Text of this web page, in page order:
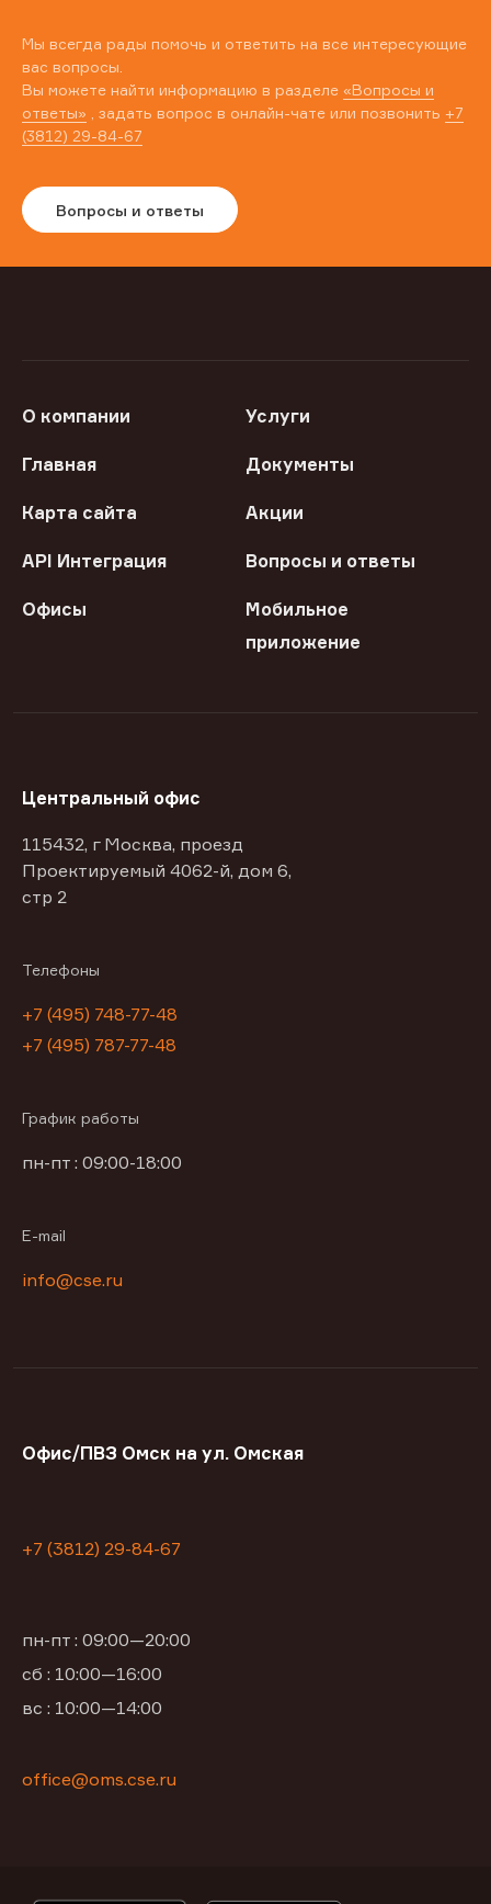
Мы всегда рады помочь и ответить на все интересующие
вас вопросы.
Вы можете найти информацию в разделе «Вопросы и
ответы» , задать вопрос в онлайн-чате или позвонить +7
(3812) 29-84-67
Вопросы и ответы
О компании Услуги
Главная Документы
Карта сайта Акции
API Интеграция Вопросы и ответы
Офисы
Мобильное
приложение
Центральный офис
115432, г Москва, проезд
Проектируемый 4062-й, дом 6,
стр 2
Телефоны
+7 (495) 748-77-48
+7 (495) 787-77-48
График работы
пн-пт : 09:00-18:00
E-mail
info@cse.ru
Офис/ПВЗ Омск на ул. Омская
+7 (3812) 29-84-67
пн-пт : 09:00—20:00
сб : 10:00—16:00
вс : 10:00—14:00
office@oms.cse.ru